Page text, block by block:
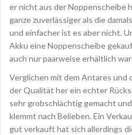
er nicht aus der Noppenscheibe
ganze zuverlässiger als die
und einfacher ist es aber nicht.
Akku eine Noppenscheibe
auch nur paarweise erhältlich
Verglichen mit dem Antares und
der Qualität her ein echter
sehr grobschlächtig gemacht
klemmt nach Belieben. Ein
gut verkauft hat sich allerdings